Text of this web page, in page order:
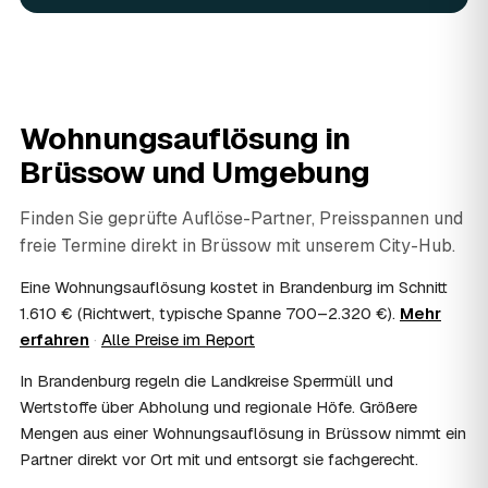
absetzbar?
In vielen Fällen ja: Als haushaltsnahe Dienstleistung
lassen sich Arbeits- und Fahrtkosten anteilig von der
Steuer absetzen, bei einer Auflösung im Erbfall unter
Umständen als Nachlassverbindlichkeit. Sie erhalten eine
ordentliche Rechnung mit ausgewiesenem Lohnanteil; die
genaue Anrechnung klären Sie mit Ihrem Steuerberater.
09 Muss ich bei der Wohnungsauflösung anwesend
sein?
nach Schlüsselübergabe ohne Sie ab — praktisch, wenn
Sie weiter entfernt wohnen. Sie können aber jederzeit
dabei sein, etwa um Wertsachen oder persönliche
10 Bekomme ich einen Entsorgungsnachweis?
Wohnungsauflösung in
Brüssow und Umgebung
Finden Sie geprüfte Auflöse-Partner, Preisspannen und
freie Termine direkt in Brüssow mit unserem City-Hub.
Eine Wohnungsauflösung kostet in Brandenburg im Schnitt
1.610 € (Richtwert, typische Spanne 700–2.320 €). Mehr
erfahren · Alle Preise im Report
In Brandenburg regeln die Landkreise Sperrmüll und
Wertstoffe über Abholung und regionale Höfe. Größere
Mengen aus einer Wohnungsauflösung in Brüssow nimmt ein
Partner direkt vor Ort mit und entsorgt sie fachgerecht.